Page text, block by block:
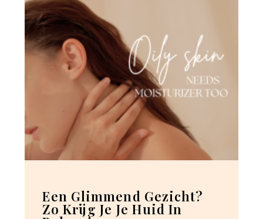
Een Glimmend Gezicht?
Zo Krijg Je Je Huid In